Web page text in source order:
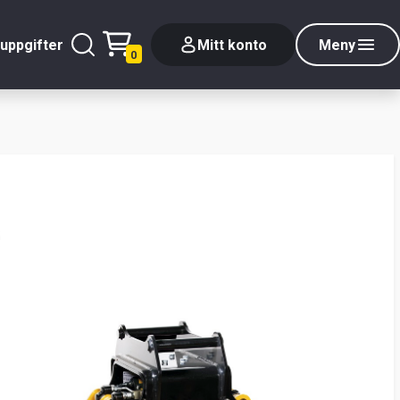
0
Mitt konto Meny